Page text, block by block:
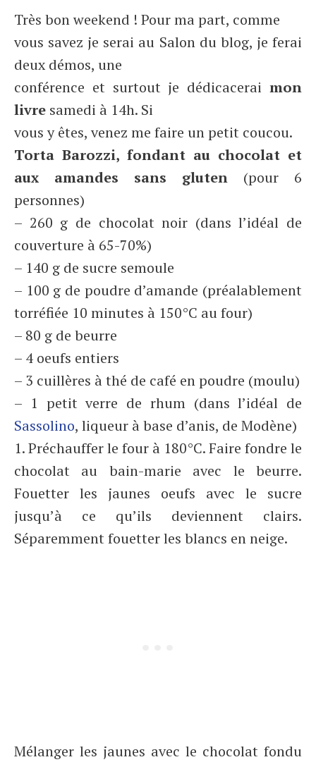
Très bon weekend ! Pour ma part, comme
vous savez je serai au Salon du blog, je ferai
deux démos, une
conférence et surtout je dédicacerai mon
livre samedi à 14h. Si
vous y êtes, venez me faire un petit coucou.
Torta Barozzi, fondant au chocolat et
aux amandes sans gluten (pour 6
personnes)
– 260 g de chocolat noir (dans l’idéal de
couverture à 65-70%)
– 140 g de sucre semoule
– 100 g de poudre d’amande (préalablement
torréfiée 10 minutes à 150°C au four)
– 80 g de beurre
– 4 oeufs entiers
– 3 cuillères à thé de café en poudre (moulu)
– 1 petit verre de rhum (dans l’idéal de
Sassolino, liqueur à base d’anis, de Modène)
1. Préchauffer le four à 180°C. Faire fondre le
chocolat au bain-marie avec le beurre.
Fouetter les jaunes oeufs avec le sucre
jusqu’à ce qu’ils deviennent clairs.
Séparemment fouetter les blancs en neige.
Mélanger les jaunes avec le chocolat fondu